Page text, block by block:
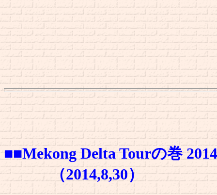
■■Mekong Delta Tourの巻
（2014,8,30）